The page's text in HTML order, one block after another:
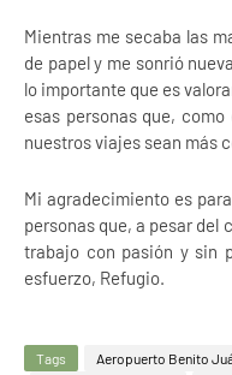
Mientras me secaba las
de papel y me sonrió
lo importante que es
esas personas que,
nuestros viajes sean más
Mi agradecimiento es
personas que, a pesar del
trabajo con pasión y sin
esfuerzo, Refugio.
Tags Aeropuerto Benito